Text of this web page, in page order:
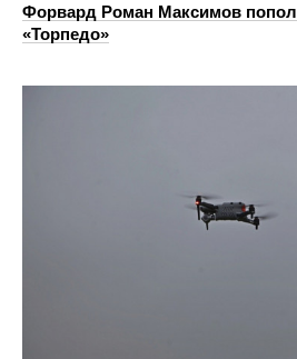
Форвард Роман Максимов
«Торпедо»